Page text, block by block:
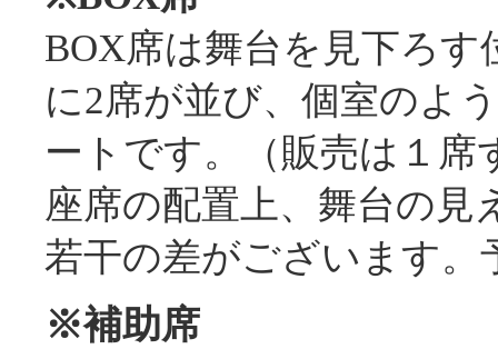
BOX席は舞台を見下ろ
に2席が並び、個室のよ
ートです。（販売は１席
座席の配置上、舞台の見
若干の差がございます
※補助席